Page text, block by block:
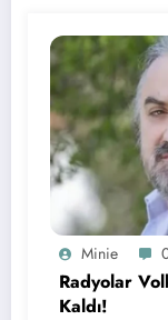
Minie
Radyolar
Kaldı!